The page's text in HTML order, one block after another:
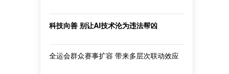
科技向善 别让AI技术沦为违法帮凶
全运会群众赛事扩容 带来多层次联动效应